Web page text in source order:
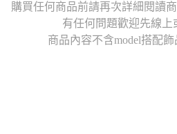
購買任何商品前請再次詳細閱讀
有任何問題歡迎先線上
商品內容不含model搭配